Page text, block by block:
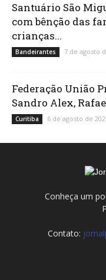
Santuário São
com bênção das
crianças...
Bandeirantes 7 de agosto
Federação União
Sandro Alex,
Curitiba 6 de agosto de
Conheça um
Contato: